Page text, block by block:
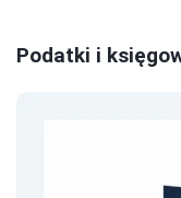
Podatki i